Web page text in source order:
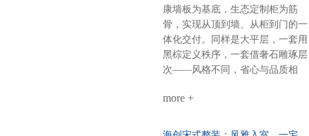
气、家人，自由流动。做饭不孤
单，等饭不无聊。屏风+弧形奢石
用餐区温柔升维半掩餐边柜，若隐
若现；奢石墙面柔光一打，吃饭像
在美术馆。电器内嵌，一门到顶：
高柜，表面干净，内里强大。大
康墙板为基底，生态定制柜为筋
骨，实现从顶到墙、从柜到门的一
体化交付。同样是大平层，一套用
黑棕定义秩序，一套借奢石雕琢层
次——风格不同，省心与品质相
宅】客餐厅一体化：黑棕大面积铺
柜隐形收纳，开阔无界双儿童房：
more +